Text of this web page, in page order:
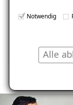
Notwendig
Alle